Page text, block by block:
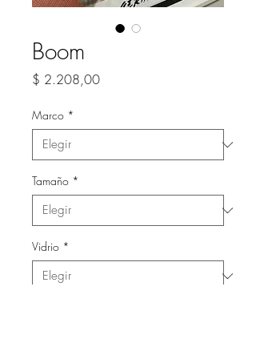
Boom
$ 2.208,00Precio
Marco *
Tamaño *
Vidrio *